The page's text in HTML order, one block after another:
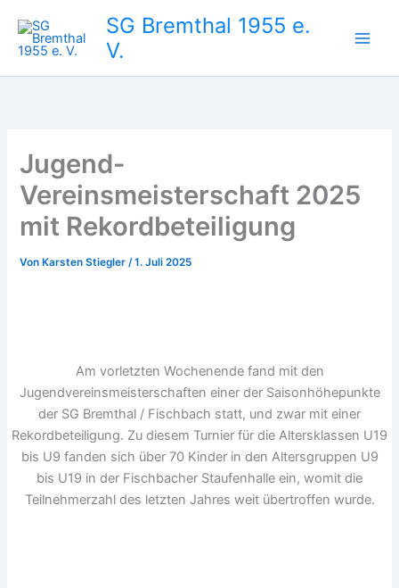
Inhalt
springen
SG Bremthal 1955 e.
V.
Jugend-
Vereinsmeisterschaft 2025
mit Rekordbeteiligung
Von Karsten Stiegler/1. Juli 2025
Am vorletzten Wochenende fand mit den
Jugendvereinsmeisterschaften einer der Saisonhöhepunkte
der SG Bremthal / Fischbach statt, und zwar mit einer
Rekordbeteiligung. Zu diesem Turnier für die Altersklassen U19
bis U9 fanden sich über 70 Kinder in den Altersgruppen U9
bis U19 in der Fischbacher Staufenhalle ein, womit die
Teilnehmerzahl des letzten Jahres weit übertroffen wurde.